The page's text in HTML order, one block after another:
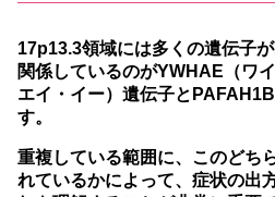
17p13.3領域には多くの遺伝子
関係しているのがYWHAE（ワ
エイ・イー）遺伝子と
す。
重複している範囲に、このどち
れているかによって、症状の出